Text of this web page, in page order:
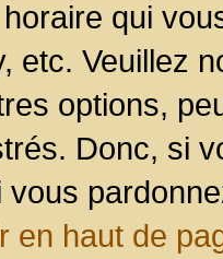
qui
etc. Veuillez
options,
Donc, si
vous
en haut de